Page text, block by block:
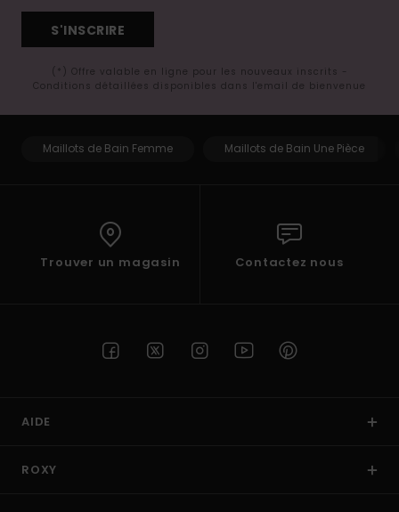
S'INSCRIRE
(*) Offre valable en ligne pour les nouveaux inscrits -
Conditions détaillées disponibles dans l'email de bienvenue
Maillots de Bain Femme Maillots de Bain Une Pièce
Trouver un magasin Contactez nous
AIDE
ROXY